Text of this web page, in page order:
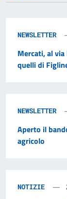
NEWSLETTER
Mercati, al
quelli di
NEWSLETTER
Aperto il
agricolo
NOTIZIE